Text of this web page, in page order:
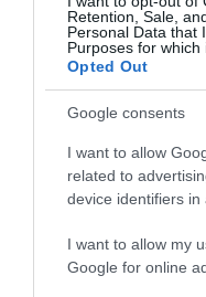
Retention, Sale,
Personal Data that
Purposes for which
Opted Out
Google consents
I want to allow
related to
device identifiers in
I want to allow my
Google for online
ΔΗΜΟΣΙΑ ΔΙΟΙΚΗΣΗ
mAIgov:
ψηφιακός
εφαρμογή
στο Δημόσιο